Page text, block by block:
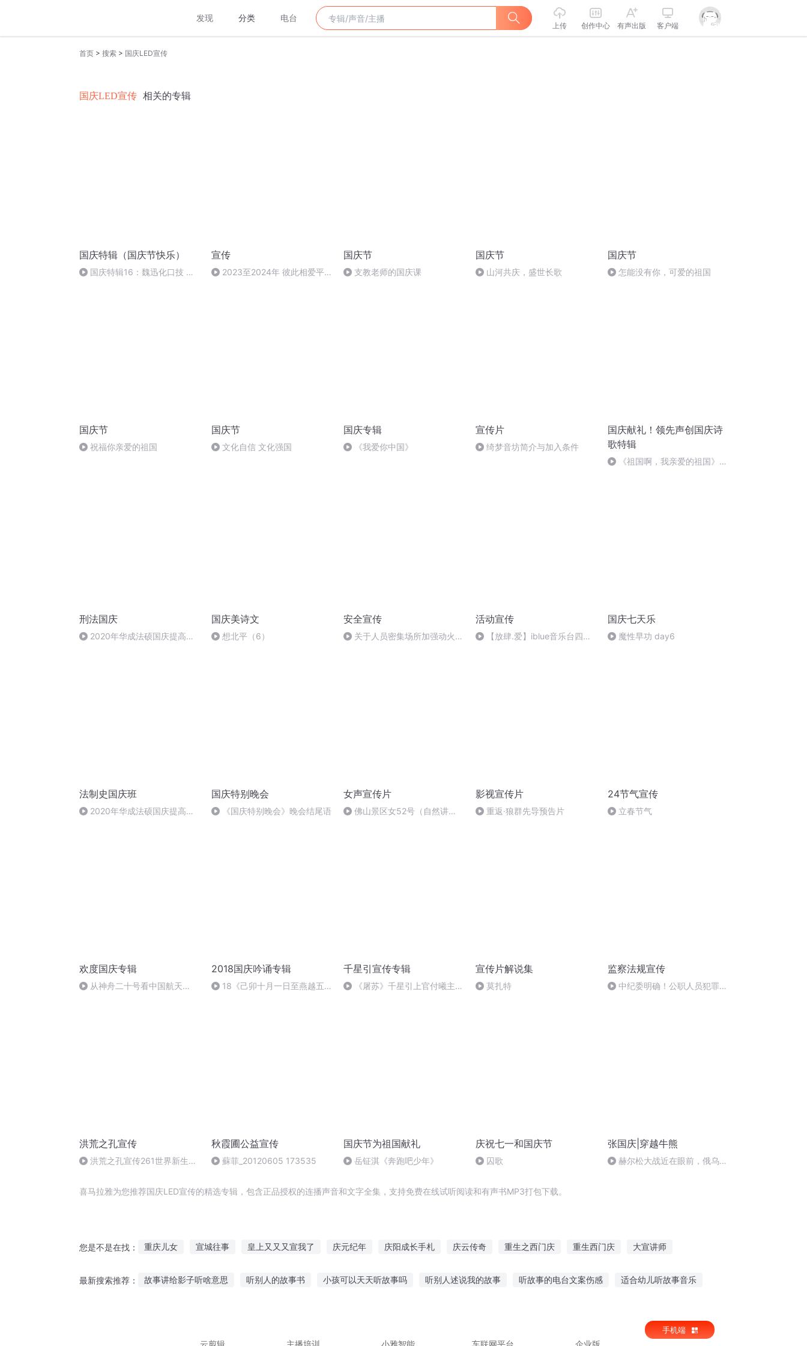
发现 分类 电台
上传 创作中心 有声出版 客户端
首页 > 搜索 > 国庆LED宣传
国庆LED宣传 相关的专辑
国庆特辑（国庆节快乐）
国庆特辑16：魏迅化口技 二
宣传
2023至2024年 彼此相爱平
国庆节
支教老师的国庆课
国庆节
山河共庆，盛世长歌
国庆节
怎能没有你，可爱的祖国
国庆节
祝福你亲爱的祖国
国庆节
文化自信 文化强国
国庆专辑
《我爱你中国》
宣传片
绮梦音坊简介与加入条件
国庆献礼！领先声创国庆诗
歌特辑
《祖国啊，我亲爱的祖国》温
刑法国庆
2020年华成法硕国庆提高班
国庆美诗文
想北平（6）
安全宣传
关于人员密集场所加强动火作
活动宣传
【放肆.爱】iblue音乐台四周
国庆七天乐
魔性早功 day6
法制史国庆班
2020年华成法硕国庆提高班
国庆特别晚会
《国庆特别晚会》晚会结尾语
女声宣传片
佛山景区女52号（自然讲
影视宣传片
重返·狼群先导预告片
24节气宣传
立春节气
欢度国庆专辑
从神舟二十号看中国航天
2018国庆吟诵专辑
18《己卯十月一日至燕越五
千星引宣传专辑
《屠苏》千星引上官付曦主题
宣传片解说集
莫扎特
监察法规宣传
中纪委明确！公职人员犯罪后
洪荒之孔宣传
洪荒之孔宣传261世界新生
秋霞圃公益宣传
蘇菲_20120605 173535
国庆节为祖国献礼
岳钲淇《奔跑吧少年》
庆祝七一和国庆节
囚歌
张国庆|穿越牛熊
赫尔松大战近在眼前，俄乌冲
喜马拉雅为您推荐国庆LED宣传的精选专辑，包含正品授权的连播声音和文字全集，支持免费在线试听阅读和有声书MP3打包下载。
您是不是在找： 重庆儿女 宣城往事 皇上又又又宣我了 庆元纪年 庆阳成长手札 庆云传奇 重生之西门庆 重生西门庆 大宣讲师
最新搜索推荐： 故事讲给影子听啥意思 听别人的故事书 小孩可以天天听故事吗 听别人述说我的故事 听故事的电台文案伤感 适合幼儿听故事音乐
云剪辑
主播培训 小雅智能 车联网平台 企业版
手机端